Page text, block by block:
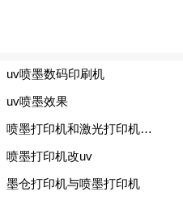
半点侥幸心理，来不
。